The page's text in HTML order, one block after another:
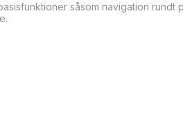
såsom navigation rundt